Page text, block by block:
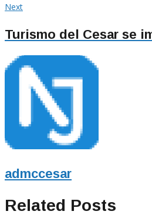
NextNext
Turismo del Cesar se
admccesar
Related Posts